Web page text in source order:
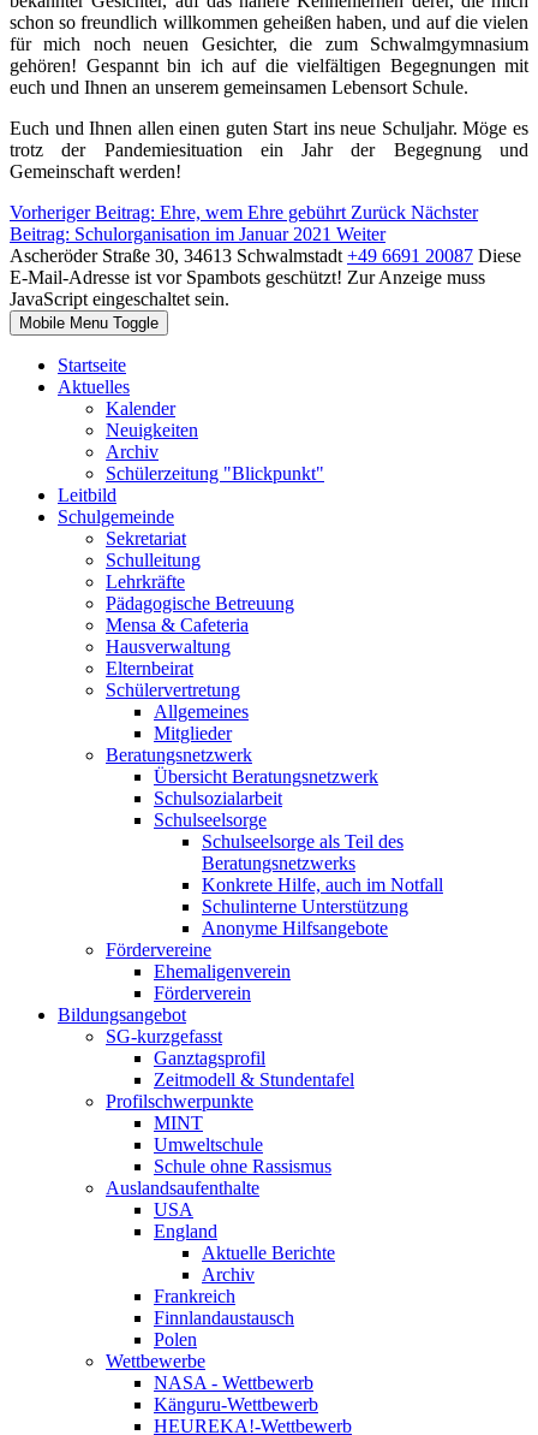
schon so freundlich willkommen geheißen haben, und auf die vielen
für mich noch neuen Gesichter, die zum Schwalmgymnasium
gehören! Gespannt bin ich auf die vielfältigen Begegnungen mit
euch und Ihnen an unserem gemeinsamen Lebensort Schule.
Euch und Ihnen allen einen guten Start ins neue Schuljahr. Möge es
trotz der Pandemiesituation ein Jahr der Begegnung und
Gemeinschaft werden!
Vorheriger Beitrag: Ehre, wem Ehre gebührt Zurück Nächster
Beitrag: Schulorganisation im Januar 2021 Weiter
Ascheröder Straße 30, 34613 Schwalmstadt +49 6691 20087 Diese
E-Mail-Adresse ist vor Spambots geschützt! Zur Anzeige muss
JavaScript eingeschaltet sein.
Mobile Menu Toggle
Startseite
Aktuelles
Kalender
Neuigkeiten
Archiv
Schülerzeitung "Blickpunkt"
Leitbild
Schulgemeinde
Sekretariat
Schulleitung
Lehrkräfte
Pädagogische Betreuung
Mensa & Cafeteria
Hausverwaltung
Elternbeirat
Schülervertretung
Allgemeines
Mitglieder
Beratungsnetzwerk
Übersicht Beratungsnetzwerk
Schulsozialarbeit
Schulseelsorge
Schulseelsorge als Teil des
Beratungsnetzwerks
Konkrete Hilfe, auch im Notfall
Schulinterne Unterstützung
Anonyme Hilfsangebote
Fördervereine
Ehemaligenverein
Förderverein
Bildungsangebot
SG-kurzgefasst
Ganztagsprofil
Zeitmodell & Stundentafel
Profilschwerpunkte
MINT
Umweltschule
Schule ohne Rassismus
Auslandsaufenthalte
USA
England
Aktuelle Berichte
Archiv
Frankreich
Finnlandaustausch
Polen
Wettbewerbe
NASA - Wettbewerb
Känguru-Wettbewerb
HEUREKA!-Wettbewerb